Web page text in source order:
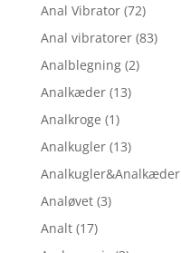
Anal Vibrator (72)
Anal vibratorer (83)
Analblegning (2)
Analkæder (13)
Analkroge (1)
Analkugler (13)
Analkugler&Analkæder
Analøvet (3)
Analt (17)